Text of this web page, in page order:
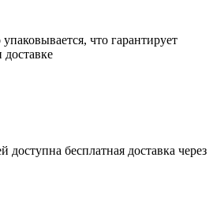
что гарантирует
доставке
доступна бесплатная доставка через